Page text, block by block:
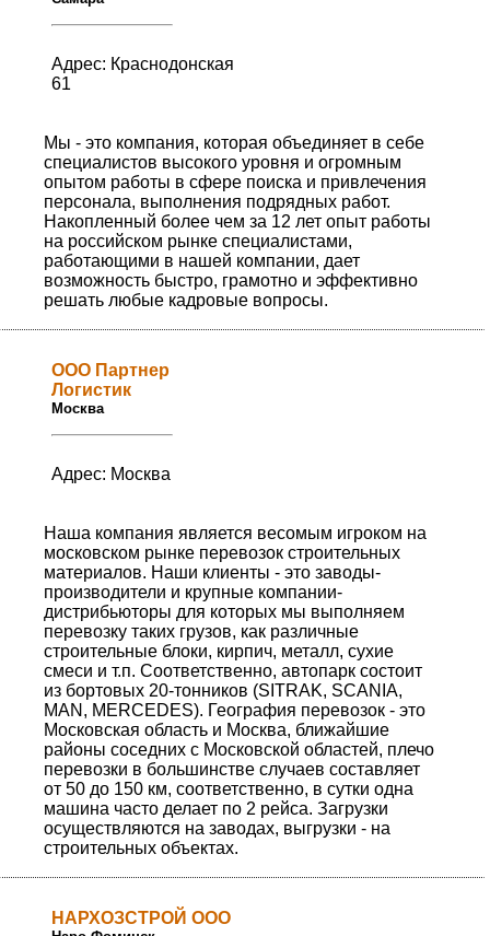
Адрес: Краснодонская
61
Мы - это компания, которая объединяет в себе
специалистов высокого уровня и огромным
опытом работы в сфере поиска и привлечения
персонала, выполнения подрядных работ.
Накопленный более чем за 12 лет опыт работы
на российском рынке специалистами,
работающими в нашей компании, дает
возможность быстро, грамотно и эффективно
решать любые кадровые вопросы.
ООО Партнер
Логистик
Москва
Адрес: Москва
Наша компания является весомым игроком на
московском рынке перевозок строительных
материалов. Наши клиенты - это заводы-
производители и крупные компании-
дистрибьюторы для которых мы выполняем
перевозку таких грузов, как различные
строительные блоки, кирпич, металл, сухие
смеси и т.п. Соответственно, автопарк состоит
из бортовых 20-тонников (SITRAK, SCANIA,
MAN, MERCEDES). География перевозок - это
Московская область и Москва, ближайшие
районы соседних с Московской областей, плечо
перевозки в большинстве случаев составляет
от 50 до 150 км, соответственно, в сутки одна
машина часто делает по 2 рейса. Загрузки
осуществляются на заводах, выгрузки - на
строительных объектах.
НАРХОЗСТРОЙ ООО